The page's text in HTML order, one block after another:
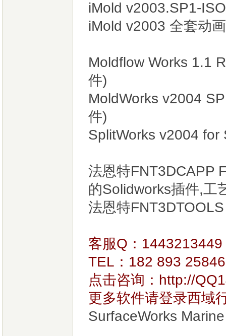
iMold v2003.SP1-
iMold v2003 全套动
Moldflow Works 1.1
件)
MoldWorks v2004
件)
SplitWorks v2004 for
法恩特FNT3DCAPP
的Solidworks插件,工
法恩特
客服Q：
TEL：182 893 25846
点击咨询： http://
更多软件请登录西域
SurfaceWorks